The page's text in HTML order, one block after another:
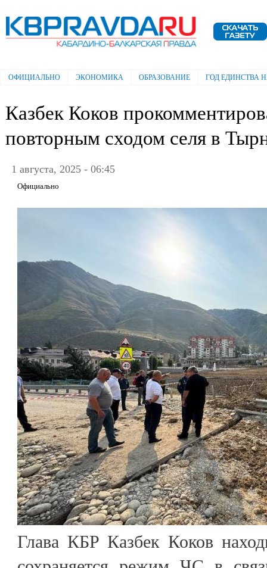
Электронная газета "Кабардино-
Балкарская правда"
Главное меню
ОФИЦИАЛЬНО ЭКОНОМИКА ОБРАЗОВАНИЕ ГОД ЕДИНСТВА
Казбек Коков
повторным сходом селя в
1 августа, 2025 - 06:45
Официально
Глава КБР Казбек Коков